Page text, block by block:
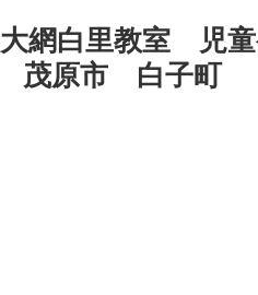
白里教室 児
茂原市 白子町